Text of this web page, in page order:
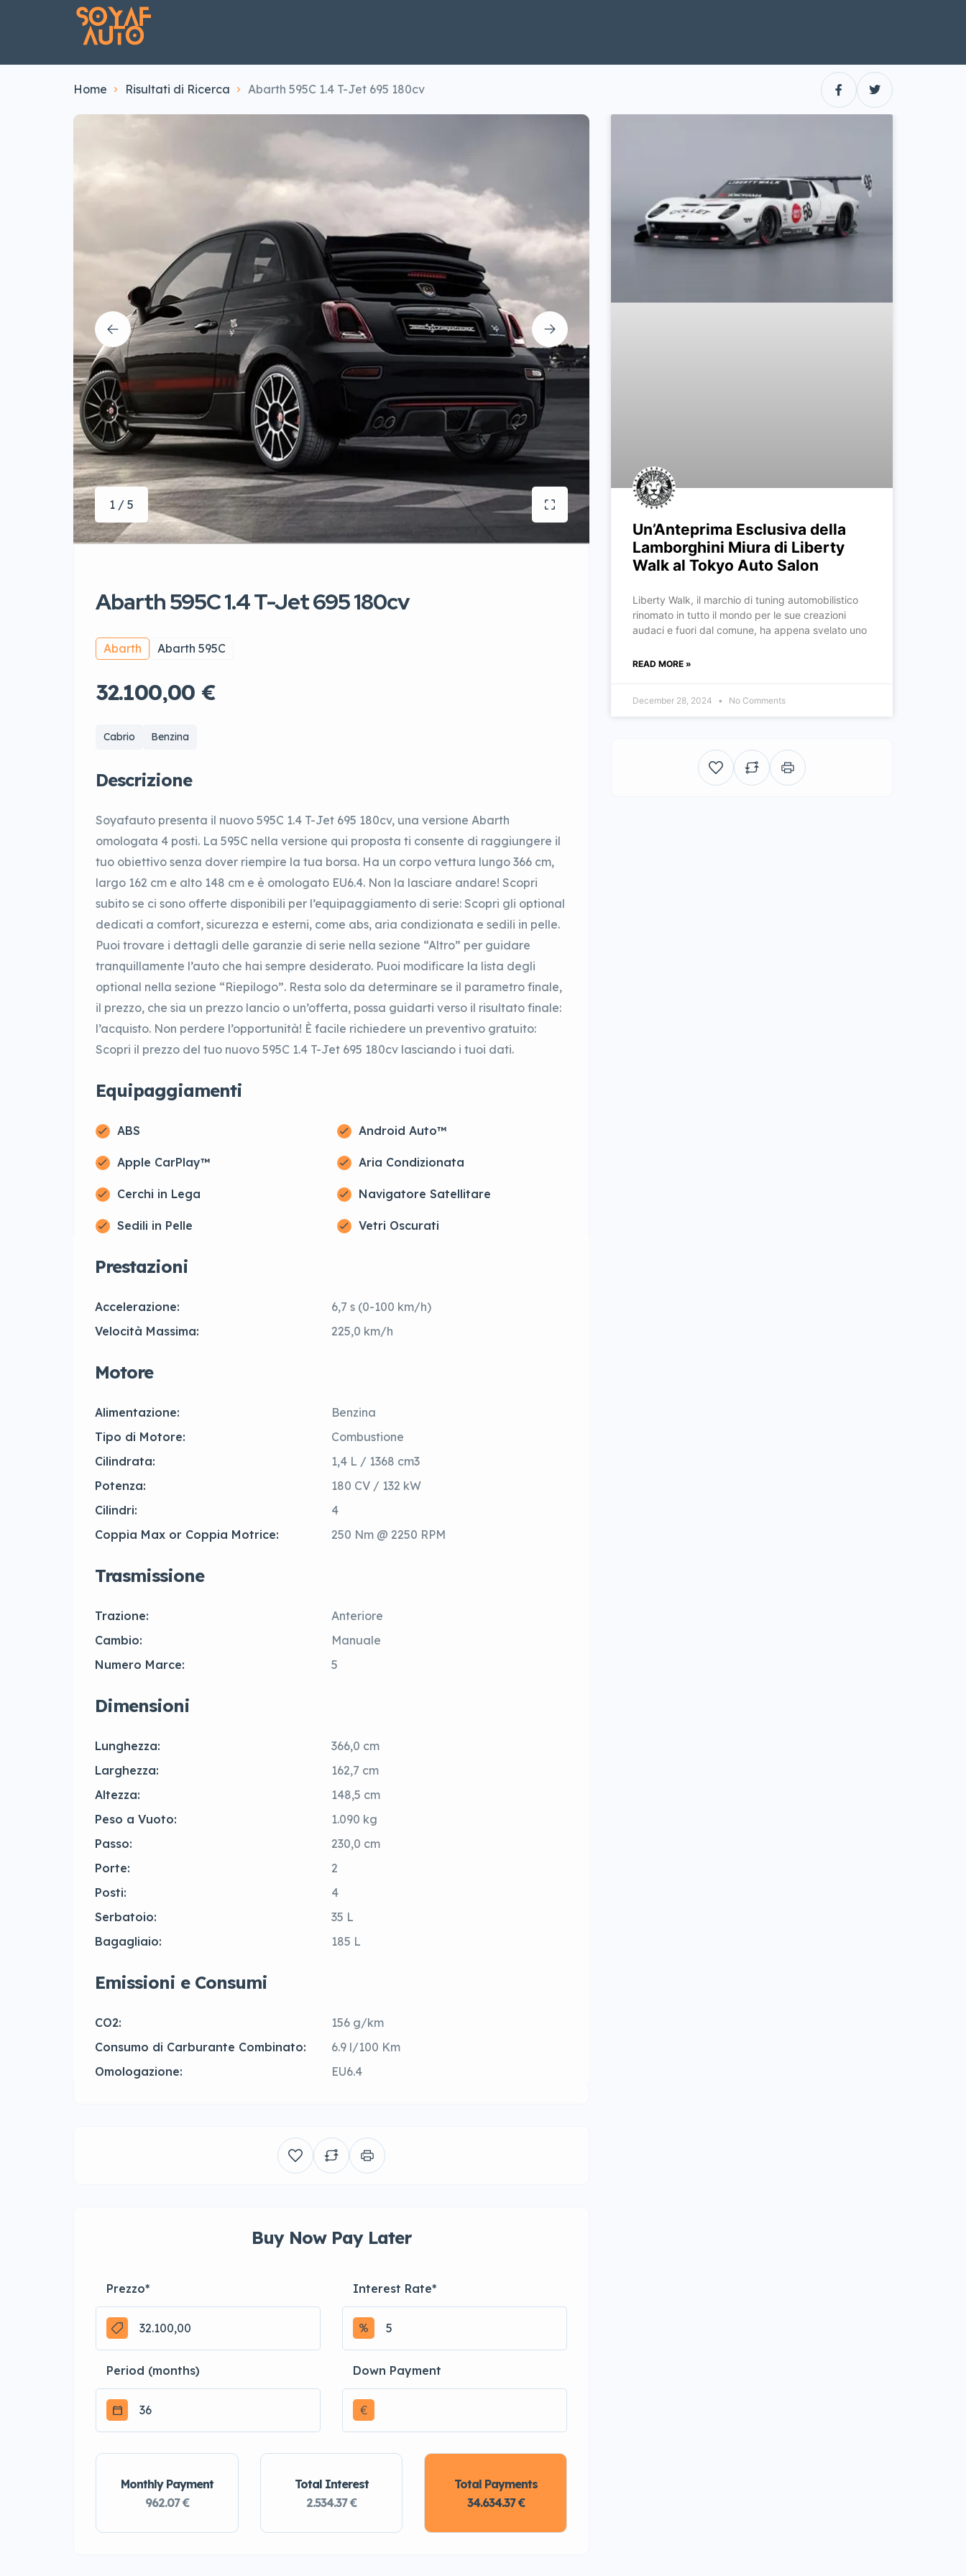
Home Risultati di Ricerca Abarth 595C 1.4 T-Jet 695 180cv
1 / 5
Abarth 595C 1.4 T-Jet 695 180cv
Abarth Abarth 595C
32.100,00 €
Cabrio Benzina
Descrizione
Soyafauto presenta il nuovo 595C 1.4 T-Jet 695 180cv, una versione Abarth
omologata 4 posti. La 595C nella versione qui proposta ti consente di raggiungere il
tuo obiettivo senza dover riempire la tua borsa. Ha un corpo vettura lungo 366 cm,
largo 162 cm e alto 148 cm e è omologato EU6.4. Non la lasciare andare! Scopri
subito se ci sono offerte disponibili per l’equipaggiamento di serie: Scopri gli optional
dedicati a comfort, sicurezza e esterni, come abs, aria condizionata e sedili in pelle.
Puoi trovare i dettagli delle garanzie di serie nella sezione “Altro” per guidare
tranquillamente l’auto che hai sempre desiderato. Puoi modificare la lista degli
optional nella sezione “Riepilogo”. Resta solo da determinare se il parametro finale,
il prezzo, che sia un prezzo lancio o un’offerta, possa guidarti verso il risultato finale:
l’acquisto. Non perdere l’opportunità! È facile richiedere un preventivo gratuito:
Scopri il prezzo del tuo nuovo 595C 1.4 T-Jet 695 180cv lasciando i tuoi dati.
Equipaggiamenti
ABS Android Auto™
Apple CarPlay™ Aria Condizionata
Cerchi in Lega Navigatore Satellitare
Sedili in Pelle Vetri Oscurati
Prestazioni
Accelerazione:
6,7 s (0-100 km/h)
Velocità Massima:
225,0 km/h
Motore
Alimentazione:
Benzina
Tipo di Motore:
Combustione
Cilindrata:
1,4 L / 1368 cm3
Potenza:
180 CV / 132 kW
Cilindri:
4
Coppia Max or Coppia Motrice:
250 Nm @ 2250 RPM
Trasmissione
Trazione:
Anteriore
Cambio:
Manuale
Numero Marce:
5
Dimensioni
Lunghezza:
366,0 cm
Larghezza:
162,7 cm
Altezza:
148,5 cm
Peso a Vuoto:
1.090 kg
Passo:
230,0 cm
Porte:
2
Posti:
4
Serbatoio:
35 L
Bagagliaio:
185 L
Emissioni e Consumi
CO2:
156 g/km
Consumo di Carburante Combinato:
6.9 l/100 Km
Omologazione:
EU6.4
Buy Now Pay Later
Prezzo* Interest Rate*
Period (months) Down Payment
€
Monthly Payment
962.07 €
Total Interest
2.534.37 €
Total Payments
34.634.37 €
Un’Anteprima Esclusiva della
Lamborghini Miura di Liberty
Walk al Tokyo Auto Salon
Liberty Walk, il marchio di tuning automobilistico
rinomato in tutto il mondo per le sue creazioni
audaci e fuori dal comune, ha appena svelato uno
READ MORE »
December 28, 2024 No Comments